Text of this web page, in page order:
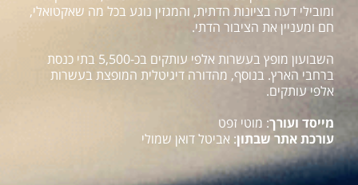
ומובילי דעה בציונות הדתית, והמגזין נוגע בכל מה שאקטואלי,
חם ומעניין את הציבור הדתי.
השבועון מופץ בעשרות אלפי עותקים בכ-5,500 בתי כנסת
ברחבי הארץ. בנוסף, מהדורה דיגיטלית המופצת בעשרות
אלפי עותקים.
מייסד ועורך: מוטי זפט
עורכת אתר שבתון: אביטל דואן שמולי